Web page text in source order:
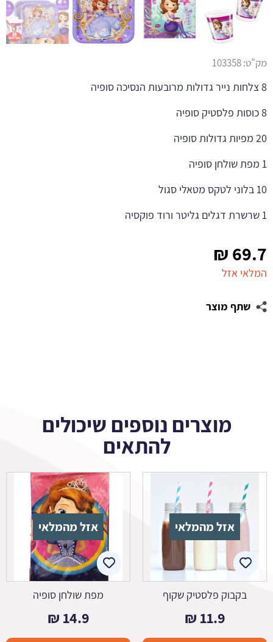
69.7
₪
המלאי אזל
שתף מוצר
מק"ט:103358
8 צלחות נייר גדולות מרובעות הנסיכה סופיה
8 כוסות פלסטיק סופיה
20 מפיות גדולות סופיה
1 מפת שולחן סופיה
10 בלוני לטקס מטאלי סגול
1 שרשרת דגלים גליטר ורוד פוקסיה
מוצרים נוספים שיכולים
להתאים
אזל מהמלאי
בקבוק פלסטיק שקוף
11.9
₪
אזל מהמלאי
מפת שולחן סופיה
14.9
₪